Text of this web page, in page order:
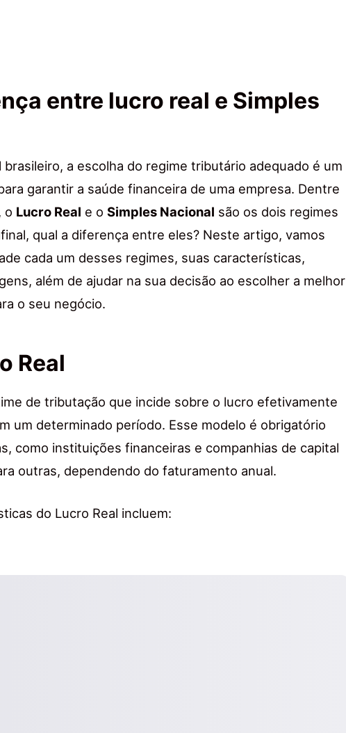
entre lucro real e Simples
a escolha do regime tributário adequado é um
garantir a saúde financeira de uma empresa. Dentre
o Lucro Real e o Simples Nacional são os dois regimes
qual a diferença entre eles? Neste artigo, vamos
cada um desses regimes, suas características,
além de ajudar na sua decisão ao escolher a melhor
o seu negócio.
Real
de tributação que incide sobre o lucro efetivamente
um determinado período. Esse modelo é obrigatório
como instituições financeiras e companhias de capital
outras, dependendo do faturamento anual.
do Lucro Real incluem: